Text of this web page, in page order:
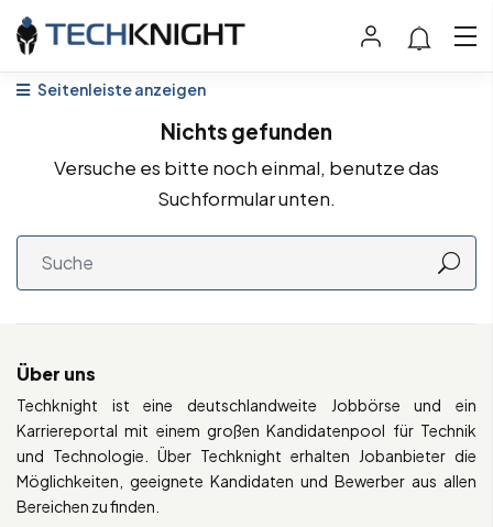
Seitenleiste anzeigen
Nichts gefunden
Versuche es bitte noch einmal, benutze das
Suchformular unten.
Über uns
Techknight ist eine deutschlandweite Jobbörse und ein
Karriereportal mit einem großen Kandidatenpool für Technik
und Technologie. Über Techknight erhalten Jobanbieter die
Möglichkeiten, geeignete Kandidaten und Bewerber aus allen
Bereichen zu finden.